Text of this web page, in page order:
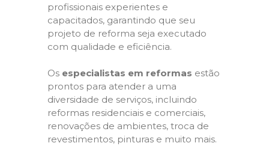
profissionais experientes e
capacitados, garantindo que seu
projeto de reforma seja executado
com qualidade e eficiência.
Os especialistas em reformas estão
prontos para atender a uma
diversidade de serviços, incluindo
reformas residenciais e comerciais,
renovações de ambientes, troca de
revestimentos, pinturas e muito mais.